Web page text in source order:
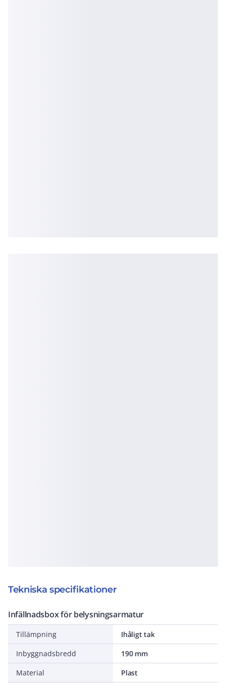
Tekniska specifikationer
Infällnadsbox för belysningsarmatur
Tillämpning
Ihåligt tak
Inbyggnadsbredd
190 mm
Material
Plast